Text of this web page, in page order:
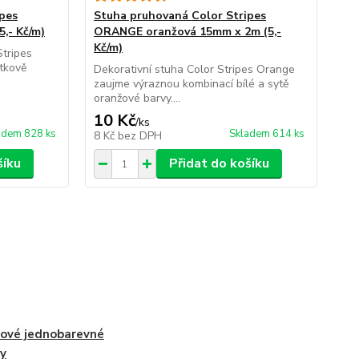
Kč/m)
828 ks
Stuha pruhovaná Color Stripes
ORANGE oranžová 15mm x 2m (5,-
Kč/m)
Dekorativní stuha Color Stripes Orange
zaujme výraznou kombinací bílé a sytě
oranžové barvy....
10 Kč/ks
8 Kč bez DPH Skladem 614 ks
Přidat do košíku
jednobarevné